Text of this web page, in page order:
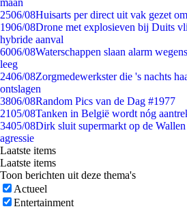
maan
2506/08Huisarts per direct uit vak gezet
1906/08Drone met explosieven bij Duits
hybride aanval
6006/08Waterschappen slaan alarm
leeg
2406/08Zorgmedewerkster die 's nachts
ontslagen
3806/08Random Pics van de Dag #1977
2105/08Tanken in België wordt nóg
3405/08Dirk sluit supermarkt op de
agressie
Laatste items
Laatste items
Toon berichten uit deze thema's
Actueel
Entertainment